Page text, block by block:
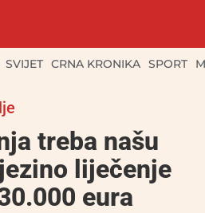
SVIJET CRNA KRONIKA SPORT
treba našu
liječenje
eura